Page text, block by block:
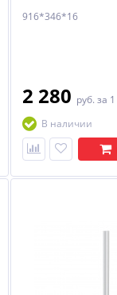
916*346*16
2 280 руб. за 1
В наличии